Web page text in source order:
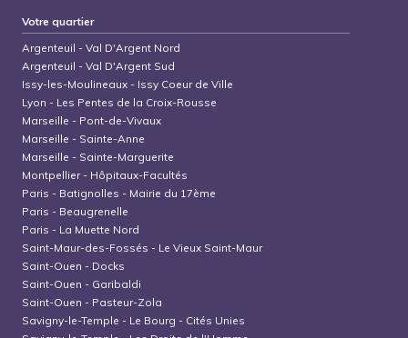
Votre quartier
Argenteuil -Val D'Argent Nord
Argenteuil -Val D'Argent Sud
Issy-les-Moulineaux - Issy Coeur de Ville
Lyon - Les Pentes de la Croix-Rousse
Marseille - Pont-de-Vivaux
Marseille - Sainte-Anne
Marseille - Sainte-Marguerite
Montpellier- Hôpitaux-Facultés
Paris - Batignolles - Mairie du 17ème
Paris - Beaugrenelle
Paris - La Muette Nord
Saint-Maur-des-Fossés - Le Vieux Saint-Maur
Saint-Ouen - Docks
Saint-Ouen - Garibaldi
Saint-Ouen - Pasteur-Zola
Savigny-le-Temple - Le Bourg - Cités Unies